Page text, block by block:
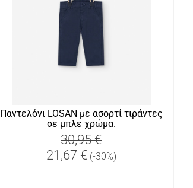
Παντελόνι LOSAN με ασορτί τιράντες
σε μπλε χρώμα.
30,95 €
21,67 € (-30%)